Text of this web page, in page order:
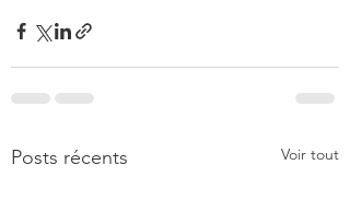
Posts récents Voir tout